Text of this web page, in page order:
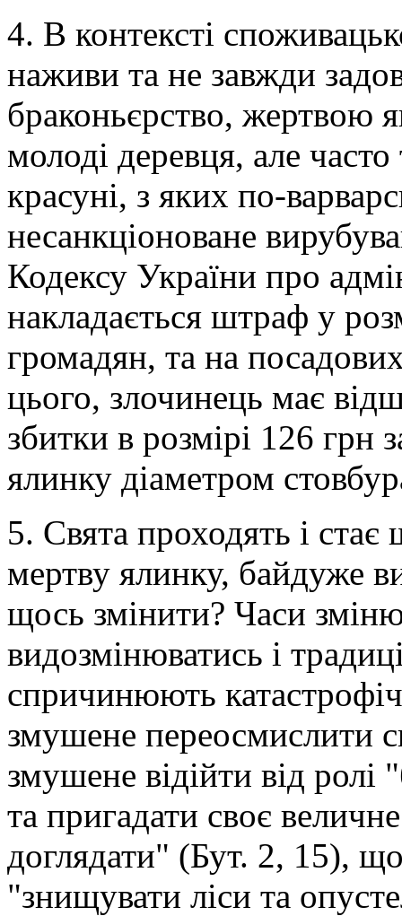
4. В контексті
наживи та не завжди
браконьєрство, жертвою
молоді деревця, але часто
красуні, з яких по-
несанкціоноване
Кодексу України про
накладається штраф у
громадян, та на
цього, злочинець має
збитки в розмірі 126 грн
ялинку діаметром
5. Свята проходять і
мертву ялинку, байдуже
щось змінити? Часи
видозмінюватись і
спричинюють
змушене переосмислити
змушене відійти від ролі
та пригадати своє
доглядати" (Бут. 2, 15),
"знищувати ліси та